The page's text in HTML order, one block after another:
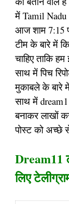
में Tamil Nadu
आज शाम 7:15
टीम के बारे में
चाहिए ताकि
साथ में पिच
मुकाबले के बारे में
साथ में
बनाकर लाखों
पोस्ट को अच्छे
Dream11
लिए